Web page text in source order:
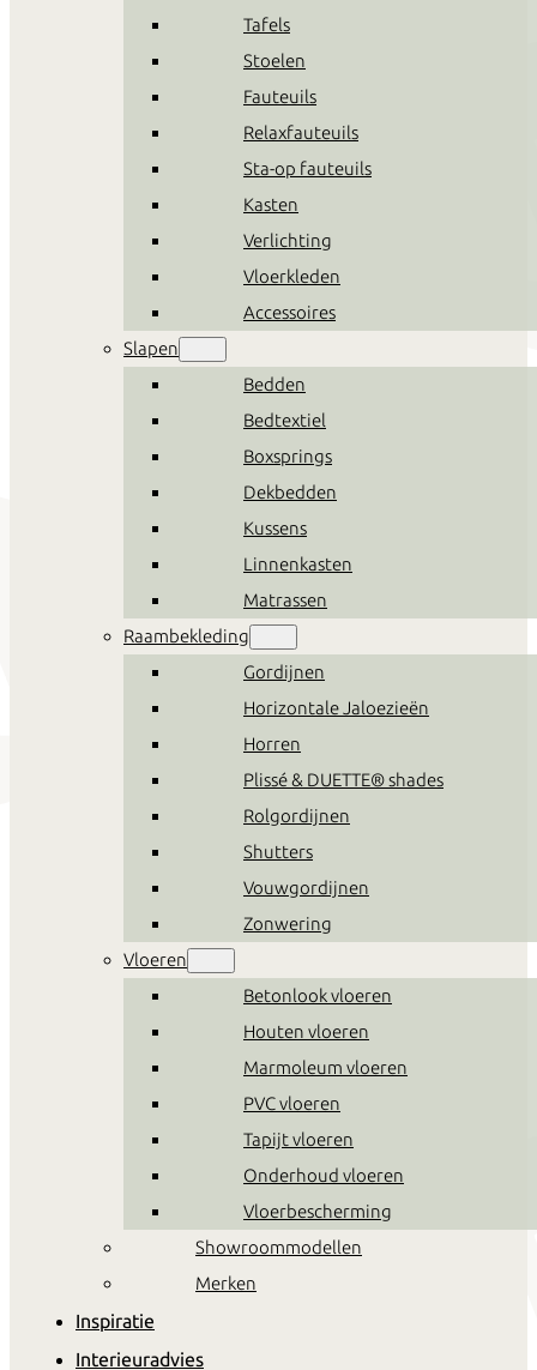
Tafels
Stoelen
Fauteuils
Relaxfauteuils
Sta-op fauteuils
Kasten
Verlichting
Vloerkleden
Accessoires
Slapen
Bedden
Bedtextiel
Boxsprings
Dekbedden
Kussens
Linnenkasten
Matrassen
Raambekleding
Gordijnen
Horizontale Jaloezieën
Horren
Plissé & DUETTE® shades
Rolgordijnen
Shutters
Vouwgordijnen
Zonwering
Vloeren
Betonlook vloeren
Houten vloeren
Marmoleum vloeren
PVC vloeren
Tapijt vloeren
Onderhoud vloeren
Vloerbescherming
Showroommodellen
Merken
Inspiratie
Interieuradvies